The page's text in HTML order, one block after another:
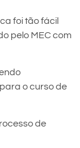
foi tão fácil
pelo MEC com
o curso de
de